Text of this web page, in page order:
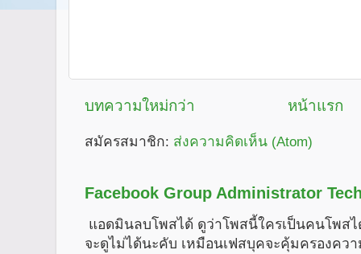
บทความใหม่กว่า หน้าแรก
สมัครสมาชิก: ส่งความคิดเห็น (Atom)
Facebook Group Administrator
แอดมินลบโพสได้ ดูว่าโพสนี้ใครเป็นคนโพส
จะดูไม่ได้นะคับ เหมือนเฟสบุคจะคุ้มครองคว